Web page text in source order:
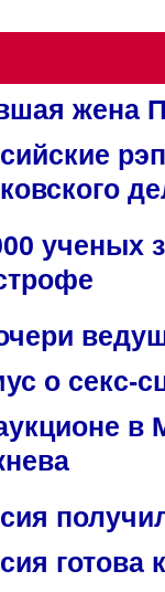
жена
ученых
о секс-
в
готова